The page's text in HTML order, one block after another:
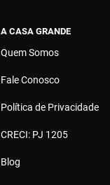
A CASA GRANDE
Quem Somos
Fale Conosco
Política de Privacidade
CRECI: PJ 1205
Blog